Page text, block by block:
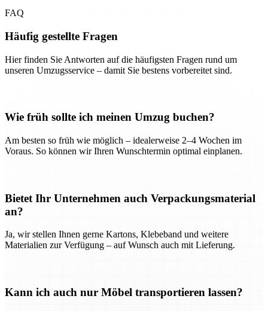
FAQ
Häufig gestellte Fragen
Hier finden Sie Antworten auf die häufigsten Fragen rund um
unseren Umzugsservice – damit Sie bestens vorbereitet sind.
Wie früh sollte ich meinen Umzug buchen?
Am besten so früh wie möglich – idealerweise 2–4 Wochen im
Voraus. So können wir Ihren Wunschtermin optimal einplanen.
Bietet Ihr Unternehmen auch Verpackungsmaterial
an?
Ja, wir stellen Ihnen gerne Kartons, Klebeband und weitere
Materialien zur Verfügung – auf Wunsch auch mit Lieferung.
Kann ich auch nur Möbel transportieren lassen?